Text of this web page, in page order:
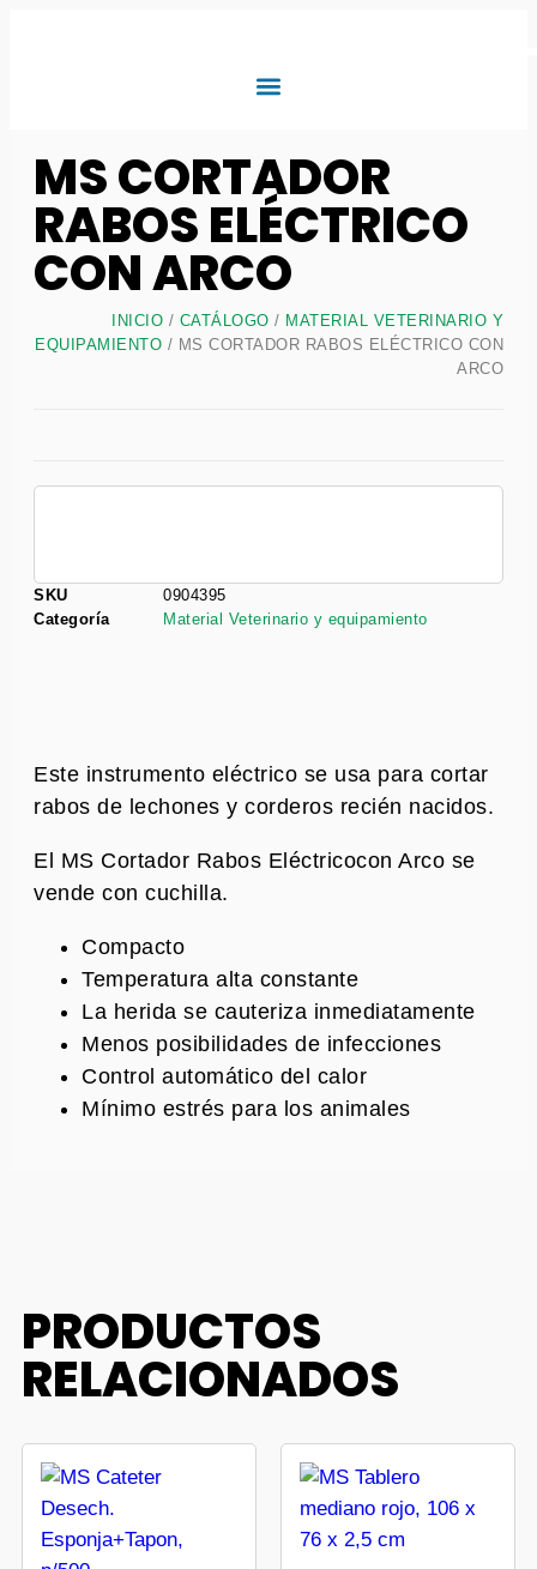
MS CORTADOR
RABOS ELÉCTRICO
CON ARCO
INICIO / CATÁLOGO / MATERIAL VETERINARIO Y
EQUIPAMIENTO / MS CORTADOR RABOS ELÉCTRICO CON
ARCO
SKU
0904395
Categoría
Material Veterinario y equipamiento
Este instrumento eléctrico se usa para cortar
rabos de lechones y corderos recién nacidos.
El MS Cortador Rabos Eléctricocon Arco se
vende con cuchilla.
Compacto
Temperatura alta constante
La herida se cauteriza inmediatamente
Menos posibilidades de infecciones
Control automático del calor
Mínimo estrés para los animales
PRODUCTOS
RELACIONADOS